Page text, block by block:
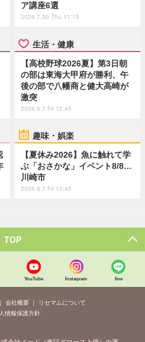
ア講座6選
2026.7.30 Thu 11:15
生活・健康
【高校野球2026夏】第3日朝
の部は東海大甲府が勝利、午
後の部で八幡商と健大高崎が
激突
2026.8.7 Fri 12:45
趣味・娯楽
【夏休み2026】魚に触れて学
ぶ「おさかな」イベント8/8…
川崎市
2026.8.7 Fri 10:45
TOP
YouTube Instagram line
会社概要
リセマムについて
情報保護方針